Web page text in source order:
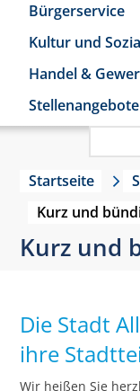
Bürgerservice
Kultur und
Handel &
Stellenangebote
Startseite
Kurz und
Kurz und
Die Stadt
ihre
Wir heißen Sie